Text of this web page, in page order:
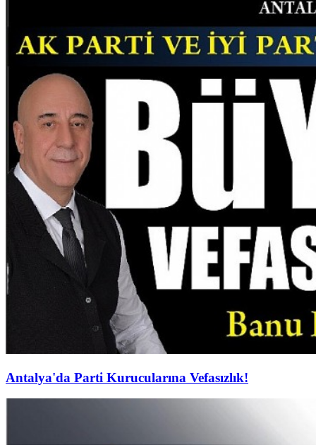
Antalya'da Parti Kurucularına Vefasızlık!